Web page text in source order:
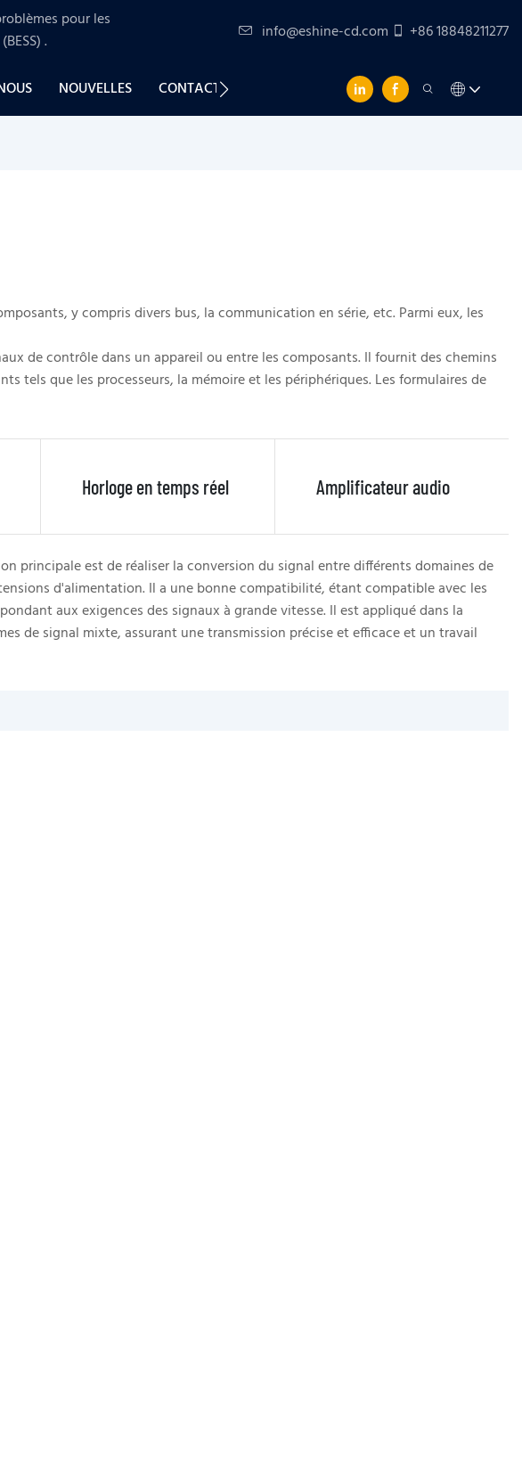
pourles
. info@eshine-cd.com +86 18848211277
NOUVELLES CONTACTEZ-NOUS
y compris divers bus, la communication en série, etc. Parmi eux, les
de contrôle dans un appareil ou entre les composants. Il fournit des chemins
tels que les processeurs, la mémoire et les périphériques. Les formulaires de
Horloge en temps réel Amplificateur audio
principale est de réaliser la conversion du signal entre différents domaines de
d'alimentation. Il a une bonne compatibilité, étant compatible avec les
aux exigences des signaux à grande vitesse. Il est appliqué dans la
de signal mixte, assurant une transmission précise et efficace et un travail